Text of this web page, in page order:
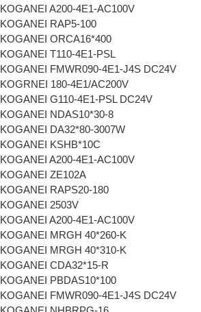
KOGANEI A200-4E1-AC100V
KOGANEI RAP5-100
KOGANEI ORCA16*400
KOGANEI T110-4E1-PSL
KOGANEI FMWR090-4E1-J4S DC24V
KOGRNEI 180-4E1/AC200V
KOGANEI G110-4E1-PSL DC24V
KOGANEI NDAS10*30-8
KOGANEI DA32*80-3007W
KOGANEI KSHB*10C
KOGANEI A200-4E1-AC100V
KOGANEI ZE102A
KOGANEI RAPS20-180
KOGANEI 2503V
KOGANEI A200-4E1-AC100V
KOGANEI MRGH 40*260-K
KOGANEI MRGH 40*310-K
KOGANEI CDA32*15-R
KOGANEI PBDAS10*100
KOGANEI FMWR090-4E1-J4S DC24V